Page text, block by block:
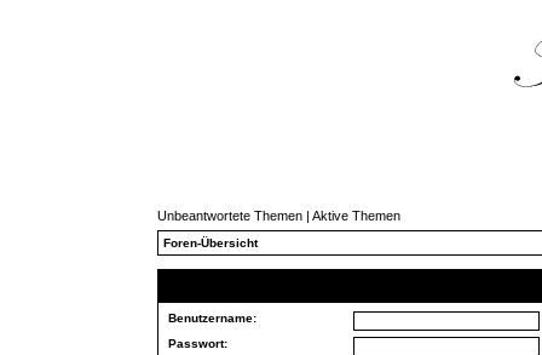
Unbeantwortete Themen | Aktive Themen
Foren-Übersicht
Benutzername:
Passwort: